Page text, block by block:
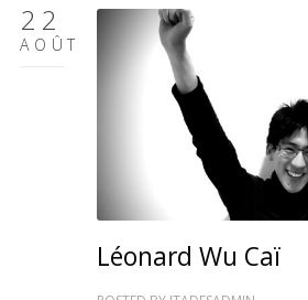
22
AOÛT
Léonard Wu Caï